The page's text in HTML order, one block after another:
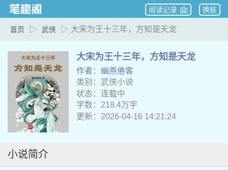
换肤
阅读记录
首页 ▷ 武侠 ▷ 大宋为王十三年，方知是天龙
大宋为王十三年，方知是天龙
作者：幽燕倦客
类别：武侠小说
状态：连载中
字数：218.4万字
更新：2026-04-16 14:21:24
小说简介